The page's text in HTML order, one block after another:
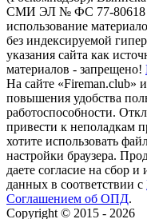
СМИ ЭЛ № ФС 77-80618
использование
без индексируемой
указания сайта как
материалов - запрещено!
На сайте «Fireman.club»
повышения удобства
работоспособности.
привести к неполадкам
хотите использовать
настройки браузера.
даете согласие на сбор
данных в соответствии с
Соглашением об ОПД.
Copyright © 2015 - 2026